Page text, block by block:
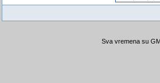
Sva vremena su